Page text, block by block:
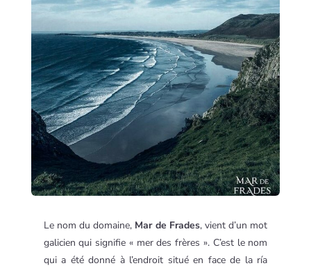
Le nom du domaine, Mar de Frades, vient d’un mot
galicien qui signifie « mer des frères ». C’est le nom
qui a été donné à l’endroit situé en face de la ría